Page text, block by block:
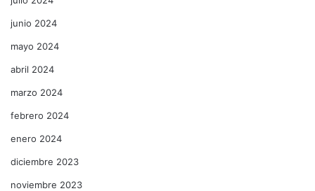
junio 2024
mayo 2024
abril 2024
marzo 2024
febrero 2024
enero 2024
diciembre 2023
noviembre 2023